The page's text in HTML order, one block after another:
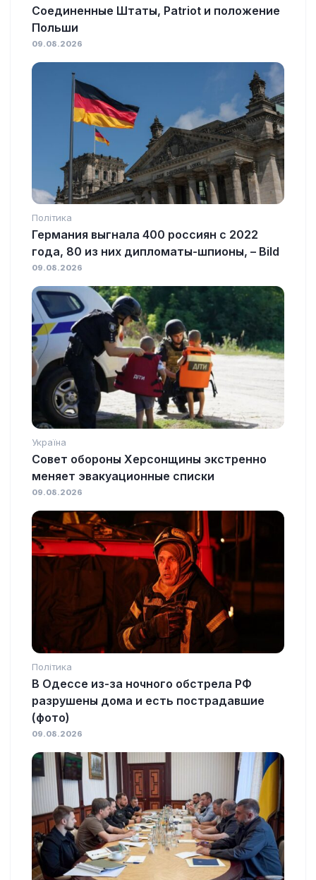
Соединенные Штаты, Patriot и положение
Польши
09.08.2026
Політика
Германия выгнала 400 россиян с 2022
года, 80 из них дипломаты-шпионы, – Bild
09.08.2026
Україна
Совет обороны Херсонщины экстренно
меняет эвакуационные списки
09.08.2026
Політика
В Одессе из-за ночного обстрела РФ
разрушены дома и есть пострадавшие
(фото)
09.08.2026